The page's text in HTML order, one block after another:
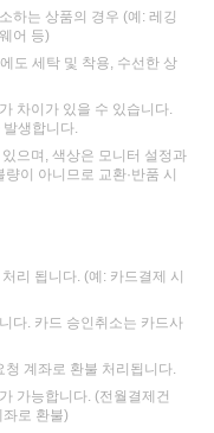
하는 상품의 경우 (예: 레깅
어 등)
도 세탁 및 착용, 수선한 상
차이가 있을 수 있습니다.
생합니다.
으며, 색상은 모니터 설정과
이 아니므로 교환·반품 시
리 됩니다. (예: 카드결제 시
다. 카드 승인취소는 카드사
계좌로 환불 처리됩니다.
가능합니다. (전월결제건
로 환불)